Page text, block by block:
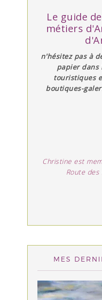
Le guide
métiers
n'hésitez pas à
papier dans
touristiques
boutiques-
Christine est
Route
MES